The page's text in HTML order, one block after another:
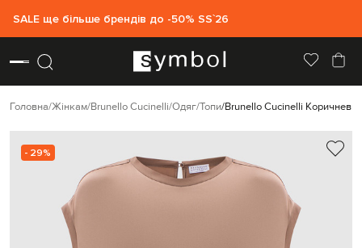
SALE ще більше брендів до -50% SS`26
Головна Жінкам Brunello Cucinelli Одяг Топи Brunello Cucinelli
- 29%